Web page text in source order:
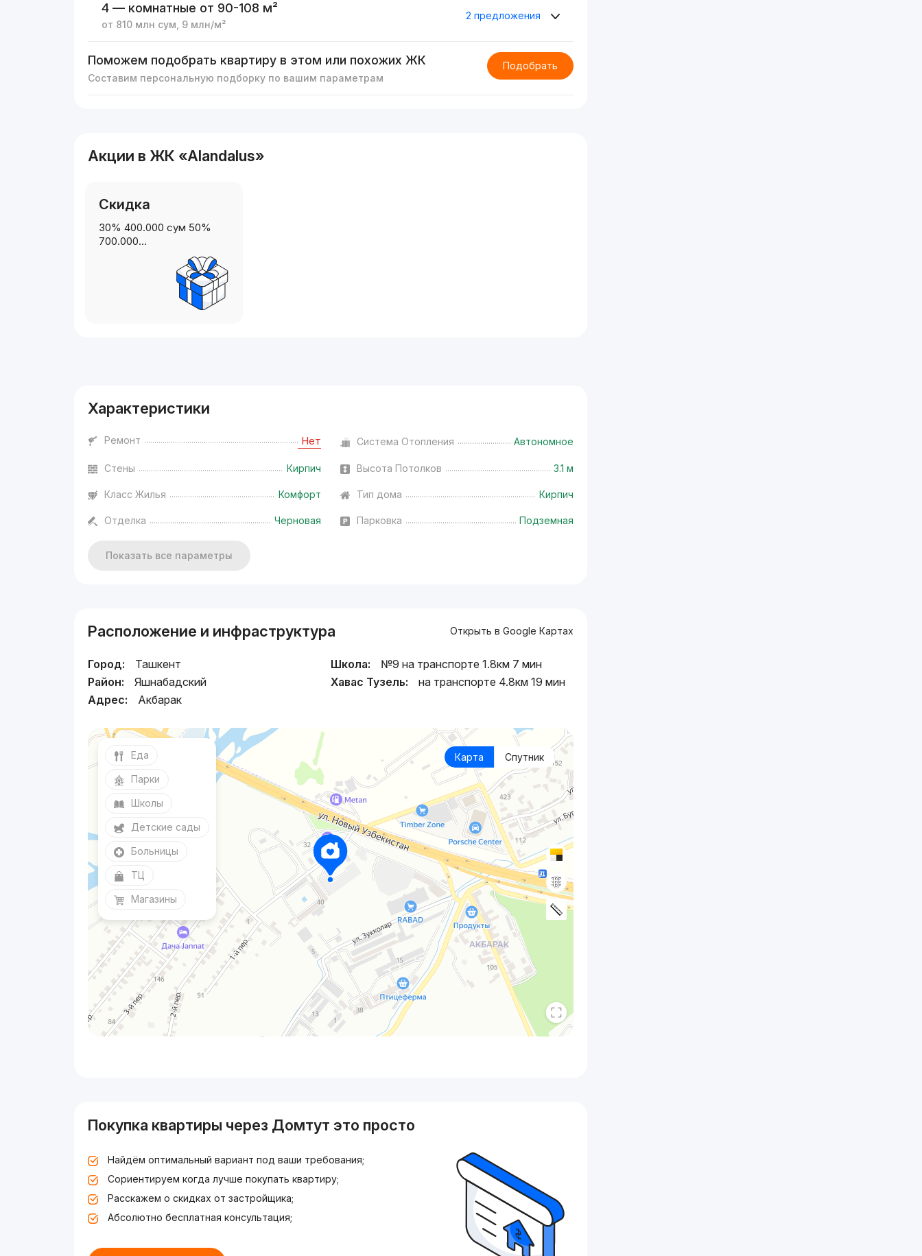
4 — комнатные от 90-108 м²
от 810 млн сум 9 млн/м²
2 предложения
Поможем подобрать квартиру в этом или похожих ЖК
Составим персональную подборку по вашим параметрам
Подобрать
Акции в ЖК «Alandalus»
Скидка
30% 400.000 сум 50%
700.000…
Характеристики
Ремонт Нет Система Отопления Автономное
Стены Кирпич Высота Потолков 3.1 м
Класс Жилья Комфорт Тип дома Кирпич
Отделка Черновая Парковка Подземная
Показать все параметры
Расположение и инфраструктура Открыть в Google Картах
Город:
Ташкент
Район:
Яшнабадский
Адрес:
Акбарак
Школа:
№9 на транспорте 1.8км 7 мин
Хавас Тузель:
на транспорте 4.8км 19 мин
Карта Спутник
Еда
Парки
Школы
Детские сады
Больницы
ТЦ
Магазины
Покупка квартиры через Домтут это просто
Найдём оптимальный вариант под ваши требования;
Сориентируем когда лучше покупать квартиру;
Расскажем о скидках от застройщика;
Абсолютно бесплатная консультация;